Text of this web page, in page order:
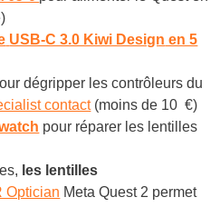
USB-C 3.0 Kiwi Design en 5
dégripper les contrôleursdu
contact(moins de 10 €)
pour réparer les lentilles
les lentilles
Optician Meta Quest 2 permet